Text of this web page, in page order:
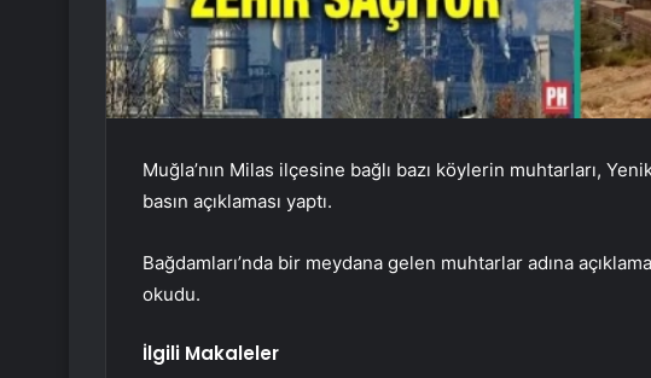
Muğla’nın Milas ilçesine bağlı bazı köylerin muhtarları,
basın açıklaması yaptı.
Bağdamları’nda bir meydana gelen muhtarlar adına
okudu.
İlgili Makaleler